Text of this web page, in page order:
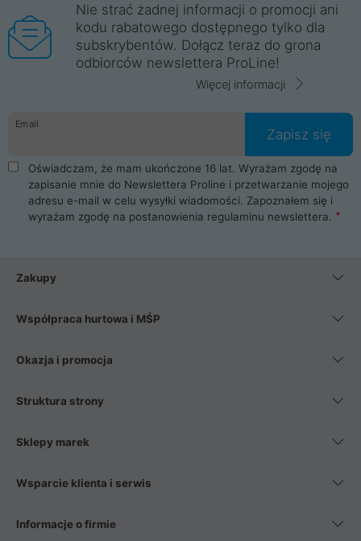
Nie strać żadnej informacji o promocji ani
kodu rabatowego dostępnego tylko dla
subskrybentów. Dołącz teraz do grona
odbiorców newslettera ProLine!
Więcej informacji
Email
Zapisz się
Oświadczam, że mam ukończone 16 lat. Wyrażam zgodę na
zapisanie mnie do Newslettera Proline i przetwarzanie mojego
adresu e-mail w celu wysyłki wiadomości. Zapoznałem się i
wyrażam zgodę na postanowienia regulaminu newslettera.
Zakupy
Współpraca hurtowa i MŚP
Okazja i promocja
Struktura strony
Sklepy marek
Wsparcie klienta i serwis
Informacje o firmie